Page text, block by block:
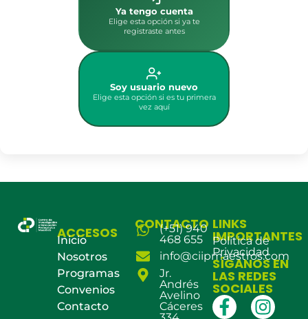
Ya tengo cuenta
Elige esta opción si ya te
registraste antes
Soy usuario nuevo
Elige esta opción si es tu primera
vez aquí
ACCESOS
Inicio
Nosotros
Programas
Convenios
Contacto
CONTACTO
(+51) 940
468 655
info@ciipmaestros.com
Jr.
Andrés
Avelino
Cáceres
LINKS
IMPORTANTES
Política de
Privacidad
SÍGANOS EN
LAS REDES
SOCIALES